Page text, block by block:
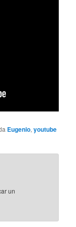
Eugenio,youtube
un